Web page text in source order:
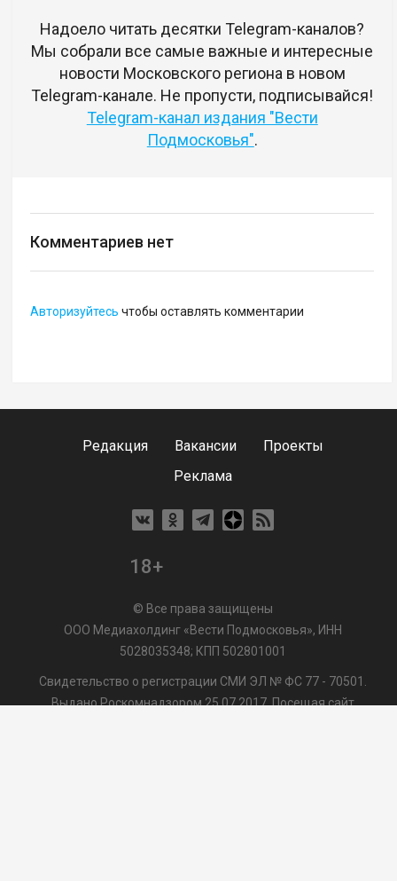
Надоело читать десятки Telegram-каналов?
Мы собрали все самые важные и интересные
новости Московского региона в новом
Telegram-канале. Не пропусти, подписывайся!
Telegram-канал издания "Вести
Подмосковья".
Комментариев нет
Авторизуйтесь чтобы оставлять комментарии
Редакция Вакансии
Проекты
Реклама
18+
© Все права защищены
ООО Медиахолдинг «Вести Подмосковья», ИНН
5028035348; КПП 502801001
Свидетельство о регистрации СМИ ЭЛ № ФС 77 - 70501.
Выдано Роскомнадзором 25.07.2017. Посещая сайт